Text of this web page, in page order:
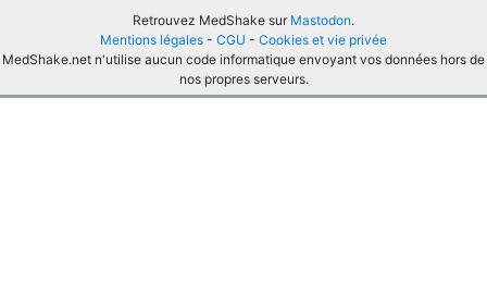
Retrouvez MedShake sur Mastodon.
Mentions légales - CGU - Cookies et vie privée
MedShake.net n'utilise aucun code informatique envoyant vos données hors de
nos propres serveurs.